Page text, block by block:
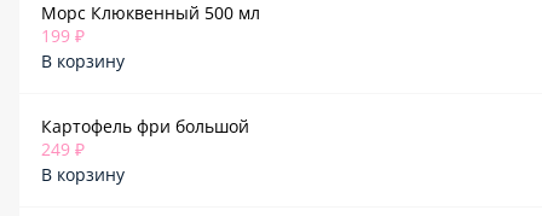
Морс Клюквенный 500 мл
199 ₽
В корзину
Картофель фри большой
249 ₽
В корзину